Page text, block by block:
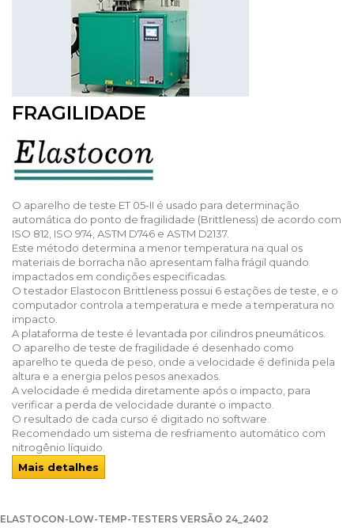
FRAGILIDADE
O aparelho de teste ET 05-II é usado para determinação
automática do ponto de fragilidade (Brittleness) de acordo com
ISO 812, ISO 974, ASTM D746 e ASTM D2137.
Este método determina a menor temperatura na qual os
materiais de borracha não apresentam falha frágil quando
impactados em condições especificadas.
O testador Elastocon Brittleness possui 6 estações de teste, e o
computador controla a temperatura e mede a temperatura no
impacto.
A plataforma de teste é levantada por cilindros pneumáticos.
O aparelho de teste de fragilidade é desenhado como
aparelho te queda de peso, onde a velocidade é definida pela
altura e a energia pelos pesos anexados.
A velocidade é medida diretamente após o impacto, para
verificar a perda de velocidade durante o impacto.
O resultado de cada curso é digitado no software.
Recomendado um sistema de resfriamento automático com
nitrogênio líquido.
Mais detalhes
ELASTOCON-LOW-TEMP-TESTERS VERSÃO 24_2402